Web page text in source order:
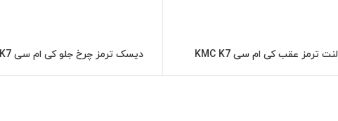
اطلاعات بیشتر
لنت ترمز عقب کی ام سی KMC K7 اطلاعات بیشتر
دیسک ترمز چرخ جلو کی ام سی KMC K7